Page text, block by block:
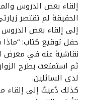
إلقاء بعض الدروس
الحقيقة لم تقتصر
إلى إلقاء بعض
حفل توقيع كتاب:
نقاشية عنه في معرض
ثم استمتعت بطرح
لدى السائلين.
كذلك دُعيتُ إلى